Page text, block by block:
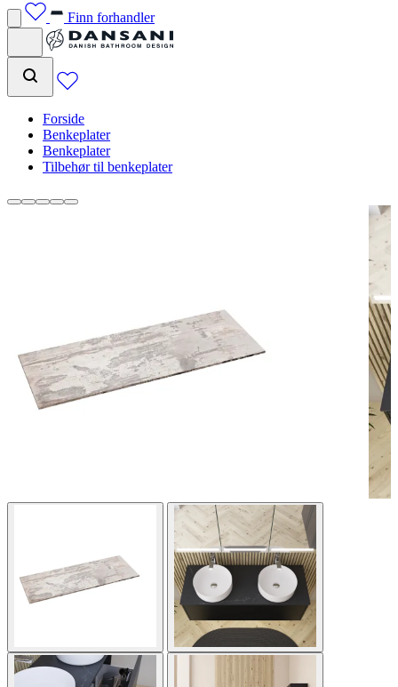
Finn forhandler
Forside
Benkeplater
Benkeplater
Tilbehør til benkeplater